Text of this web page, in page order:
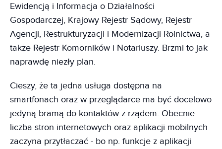
Ewidencją i Informacja o Działalności
Gospodarczej, Krajowy Rejestr Sądowy, Rejestr
Agencji, Restrukturyzacji i Modernizacji Rolnictwa, a
także Rejestr Komorników i Notariuszy. Brzmi to jak
naprawdę niezły plan.
Cieszy, że ta jedna usługa dostępna na
smartfonach oraz w przeglądarce ma być docelowo
jedyną bramą do kontaktów z rządem. Obecnie
liczba stron internetowych oraz aplikacji mobilnych
zaczyna przytłaczać - bo np. funkcje z aplikacji